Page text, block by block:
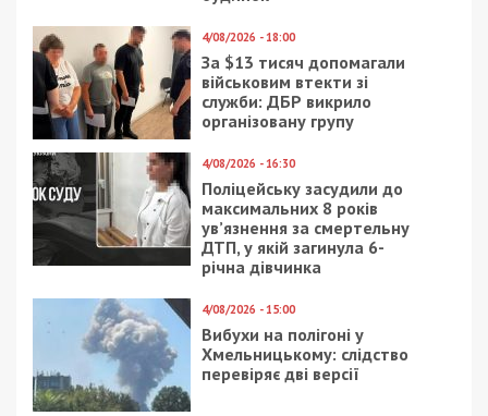
Читайте також
Предыдущая статья:
Щонайменше 33 людини зникли безвісти:
у Дніпрі продовжуються пошукові роботи
Следующая статья:
Як на місці російського ракетного удару у
Дніпрі працюють Пункти незламності